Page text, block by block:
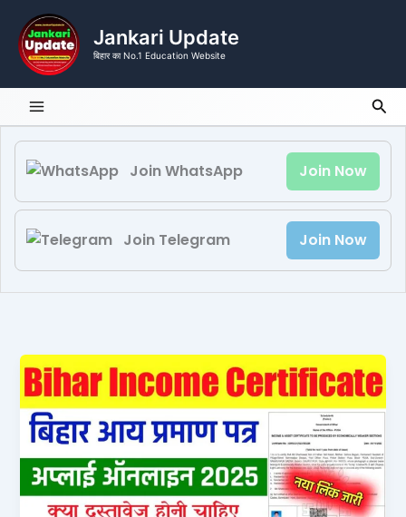
content
Jankari Update
बिहार का No.1 Education Website
Join WhatsApp Join Now
Join Telegram Join Now